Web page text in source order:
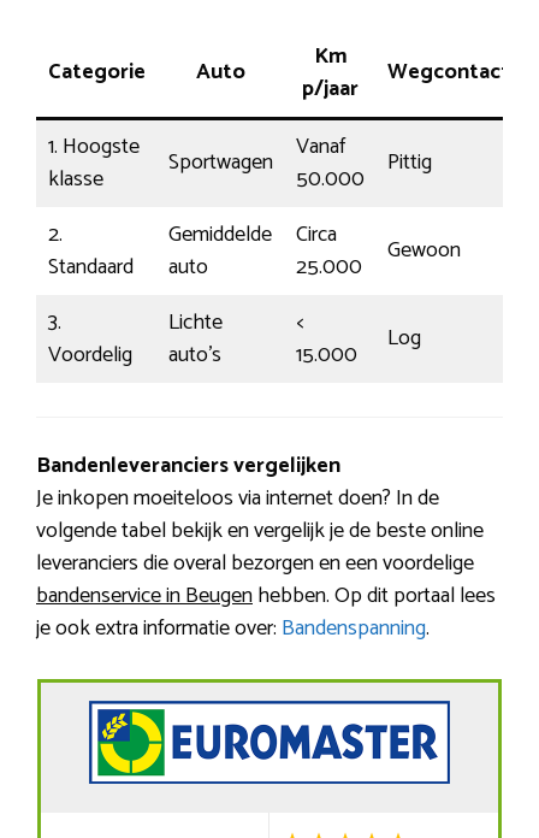
Categorie Auto
Km
p/jaar
Wegcontact
1. Hoogste
klasse
Sportwagen
Vanaf
50.000
Pittig
2.
Standaard
Gemiddelde
auto
Circa
25.000
Gewoon
3.
Voordelig
Lichte
auto’s
<
15.000
Log
Bandenleveranciers vergelijken
Je inkopen moeiteloos via internet doen? In de
volgende tabel bekijk en vergelijk je de beste online
leveranciers die overal bezorgen en een voordelige
bandenservice in Beugenhebben. Op dit portaal lees
je ook extra informatie over: Bandenspanning.